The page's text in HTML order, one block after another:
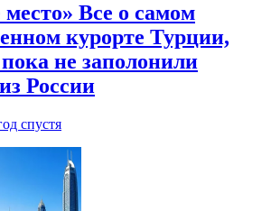
место» Все о самом
курорте Турции,
не заполонили
России
спустя